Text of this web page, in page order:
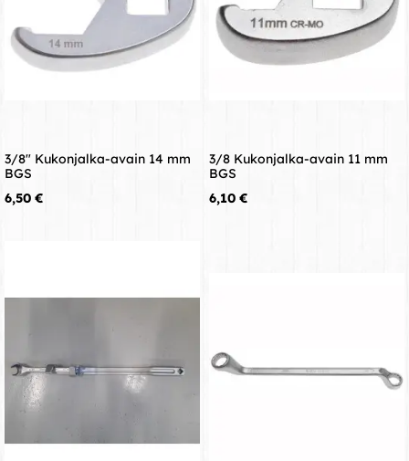
3/8" Kukonjalka-avain 14 mm
BGS
Hinta
6,50 €
3/8 Kukonjalka-avain 11 mm
BGS
Hinta
6,10 €